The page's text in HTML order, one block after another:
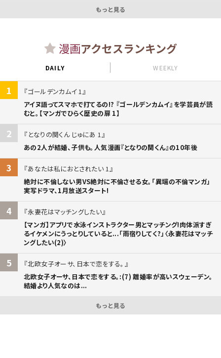
もっと見る
漫画アクセスランキング
DAILY WEEKLY
1
ゴールデンカムイ 1
アイヌ語ってスマホで打てるの!? 『ゴールデンカムイ』を学芸員が読
むと。【マンガでひらく歴史の扉 1】
2
となりの関くん じゅにあ 1
あの2人が結婚、子供も。人気漫画『となりの関くん』の10年後
3
あなたは私におとされたい 1
絶対に不倫しない男VS絶対に不倫させる女。「異端の不倫マンガ」
実写ドラマ、1月放送スタート!
4
永妻花はマッチングしたい
【マンガ】アプリで水泳インストラクター男とマッチング!肉体派すぎ
るイケメンにうっとりしていると...「雨宿りしてく?」〈永妻花はマッチ
ングしたい(2)〉
5
北欧女子オーサ、日本で恋をする。
北欧女子オーサ、日本で恋をする。:(7) 離婚率が高いスウェーデン。
結婚より人気なのは...
もっと見る